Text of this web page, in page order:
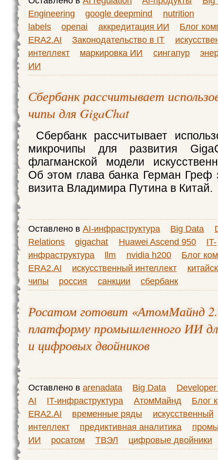
Engineering
google deepmind
nutrition
labels
openai аккредитация ИИ
Блог
ERA2.AI
Законодательство в IT
интеллект
маркировка ИИ сингапур
ИИ
Сбербанк рассчитывает
чипы для GigaChat
Сбербанк рассчитывает
микрочипы для развития
флагманской модели
Об этом глава банка Герман Греф
визита Владимира Путина в Китай.
Оставлено в AI-инфраструктура Big Data
Relations
gigachat Huawei Ascend 950
IT-
инфраструктура
llm nvidia h200
Блог
ERA2.AI
искусственный интеллект
чипы
россия санкции сбербанк
Росатом готовит «АтомМайнд
платформу промышленного ИИ
и цифровых двойников
Оставлено в arenadata Big Data
AI
IT-инфраструктура АтомМайнд
Блог
ERA2.AI
временные ряды
искусственный
интеллект
предиктивная аналитика
ИИ
росатом ТВЭЛ цифровые двойники